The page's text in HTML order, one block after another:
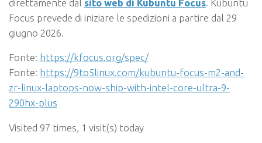
direttamente dal sito web di Kubuntu Focus . Kubuntu
Focus prevede di iniziare le spedizioni a partire dal 29
giugno 2026.
Fonte: https://kfocus.org/spec/
Fonte: https://9to5linux.com/kubuntu-focus-m2-and-
zr-linux-laptops-now-ship-with-intel-core-ultra-9-
290hx-plus
Visited 97 times, 1 visit(s) today